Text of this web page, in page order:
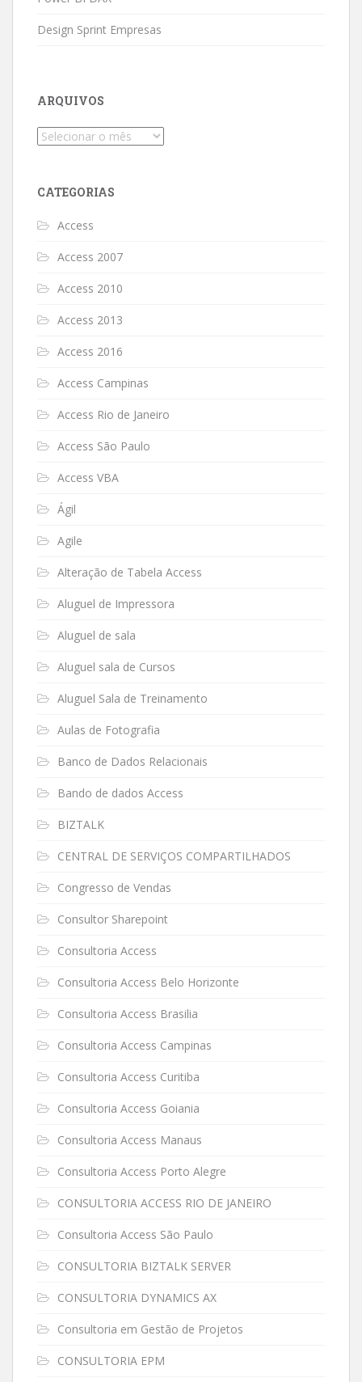
Design Sprint Empresas
ARQUIVOS
Arquivos
CATEGORIAS
Access
Access 2007
Access 2010
Access 2013
Access 2016
Access Campinas
Access Rio de Janeiro
Access São Paulo
Access VBA
Ágil
Agile
Alteração de Tabela Access
Aluguel de Impressora
Aluguel de sala
Aluguel sala de Cursos
Aluguel Sala de Treinamento
Aulas de Fotografia
Banco de Dados Relacionais
Bando de dados Access
BIZTALK
CENTRAL DE SERVIÇOS COMPARTILHADOS
Congresso de Vendas
Consultor Sharepoint
Consultoria Access
Consultoria Access Belo Horizonte
Consultoria Access Brasilia
Consultoria Access Campinas
Consultoria Access Curitiba
Consultoria Access Goiania
Consultoria Access Manaus
Consultoria Access Porto Alegre
CONSULTORIA ACCESS RIO DE JANEIRO
Consultoria Access São Paulo
CONSULTORIA BIZTALK SERVER
CONSULTORIA DYNAMICS AX
Consultoria em Gestão de Projetos
CONSULTORIA EPM